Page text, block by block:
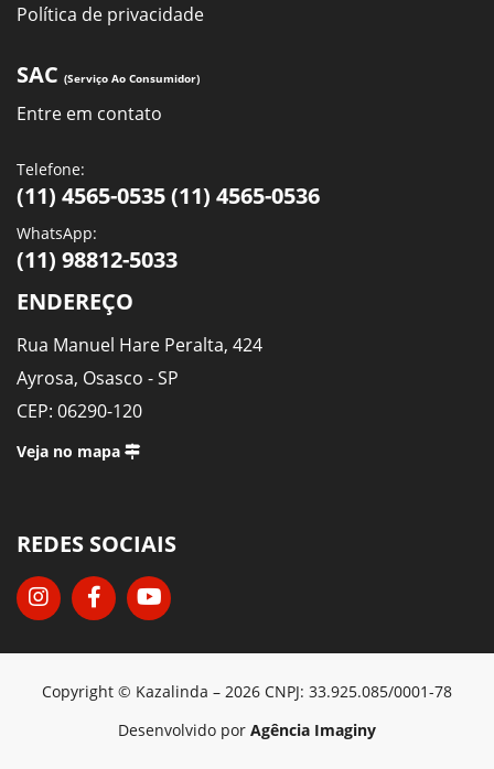
Política de privacidade
SAC (Serviço Ao Consumidor)
Entre em contato
Telefone:
(11) 4565-0535 (11) 4565-0536
WhatsApp:
(11) 98812-5033
ENDEREÇO
Rua Manuel Hare Peralta, 424
Ayrosa, Osasco - SP
CEP: 06290-120
Veja no mapa
REDES SOCIAIS
Copyright © Kazalinda – 2026 CNPJ: 33.925.085/0001-78
Desenvolvido por Agência Imaginy